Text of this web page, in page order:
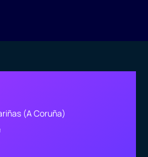
(A Coruña)